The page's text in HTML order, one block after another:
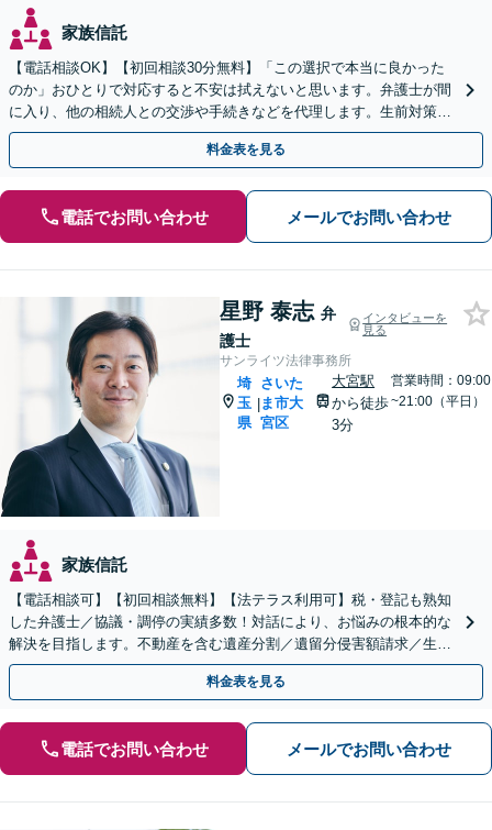
家族信託
【電話相談OK】【初回相談30分無料】「この選択で本当に良かった
のか」おひとりで対応すると不安は拭えないと思います。弁護士が間
に入り、他の相続人との交渉や手続きなどを代理します。生前対策か
ら死後のトラブルまでご相談ください【浦和駅3分】
料金表を見る
電話でお問い合わせ メールでお問い合わせ
星野 泰志 弁
護士
インタビューを
見る
サンライツ法律事務所
埼
玉
県
|
さいた
ま市大
宮区
大宮駅
から徒歩
3分
営業時間：09:00
~21:00（平日）
家族信託
【電話相談可】【初回相談無料】【法テラス利用可】税・登記も熟知
した弁護士／協議・調停の実績多数！対話により、お悩みの根本的な
解決を目指します。不動産を含む遺産分割／遺留分侵害額請求／生前
対策を全面的にサポート【完全個室】【大宮駅3分】
料金表を見る
電話でお問い合わせ メールでお問い合わせ